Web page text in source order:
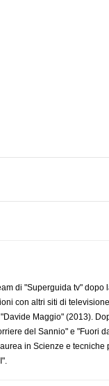
di "Superguida tv" dopo
con altri siti di
Maggio" (2013).
del Sannio" e "Fuori
in Scienze e tecniche